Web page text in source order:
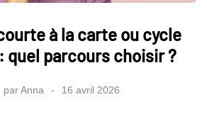
à la carte ou cycle
quel parcours choisir ?
parAnna 16 avril 2026